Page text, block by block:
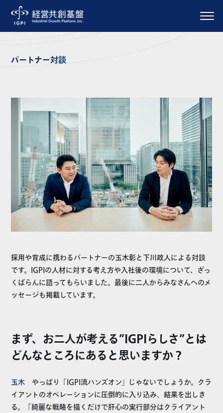
パートナー対談
採用や育成に携わるパートナーの玉木彰と下川政人による対談
です。IGPIの人材に対する考え方や入社後の環境について、ざっ
くばらんに語ってもらいました。最後に二人からみなさんへのメ
ッセージも掲載しています。
まず、お二人が考える”IGPIらしさ”とは
どんなところにあると思いますか？
玉木
やっぱり「IGPI流ハンズオン」じゃないでしょうか。クラ
イアントのオペレーションに圧倒的に入り込み、結果を出しき
る。「綺麗な戦略を描くだけで肝心の実行部分はクライアント